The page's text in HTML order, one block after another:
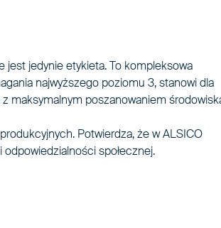
jest jedynie etykieta. To kompleksowa
najwyższego poziomu 3, stanowi dla
maksymalnym poszanowaniem
Potwierdza, że w ALSICO
społecznej.